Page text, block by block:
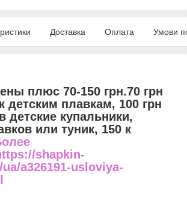
Доставка Оплата Умови
плюс 70-150 грн.70 грн
детским плавкам, 100 грн
детские купальники,
или туник, 150 к
shapkin-
a326191-usloviya-